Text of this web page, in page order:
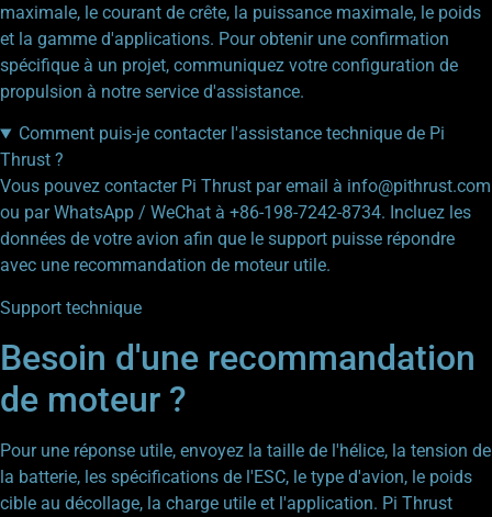
maximale, le courant de crête, la puissance maximale, le poids
et la gamme d'applications. Pour obtenir une confirmation
spécifique à un projet, communiquez votre configuration de
propulsion à notre service d'assistance.
Comment puis-je contacter l'assistance technique de Pi
Thrust ?
Vous pouvez contacter Pi Thrust par email à info@pithrust.com
ou par WhatsApp / WeChat à +86-198-7242-8734. Incluez les
données de votre avion afin que le support puisse répondre
avec une recommandation de moteur utile.
Support technique
Besoin d'une recommandation
de moteur ?
Pour une réponse utile, envoyez la taille de l'hélice, la tension de
la batterie, les spécifications de l'ESC, le type d'avion, le poids
cible au décollage, la charge utile et l'application. Pi Thrust